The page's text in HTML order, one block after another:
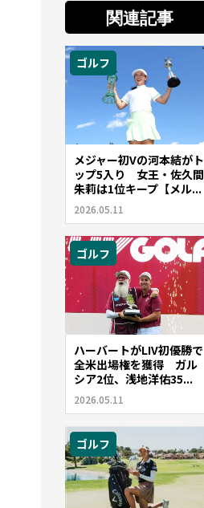
関連記事
ゴルフ
メジャー初Vの河本結がト
ップ5入り 女王・佐久間
朱莉は1位キープ【メル...
2026.05.11
ゴルフ
ハーバートがLIV初優勝で
全米出場権を獲得 ガル
シア2位、浅地洋佑35...
2026.05.11
ゴルフ